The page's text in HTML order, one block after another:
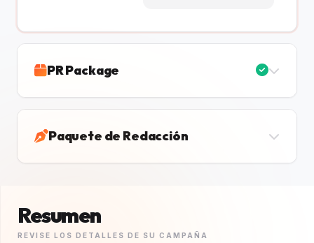
PR Package
Paquete de Redacción
Resumen
REVISE LOS DETALLES DE SU CAMPAÑA